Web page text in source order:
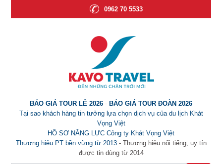
0962 70 5533
BÁO GIÁ TOUR LẺ 2026 - BÁO GIÁ TOUR ĐOÀN 2026
Tại sao khách hàng tin tưởng lựa chọn dịch vụ của du lịch Khát
Vọng Việt
HỒ SƠ NĂNG LỰC Công ty Khát Vọng Việt
Thương hiệu PT bền vững từ 2013- Thương hiệu nổi tiếng, uy tín
được tin dùng từ 2014